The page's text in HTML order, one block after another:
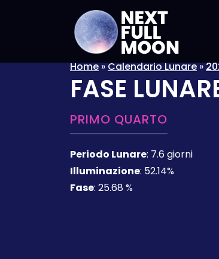
Home»Calendario Lunare»
FASE
PRIMO QUARTO
Periodo Lunare: 7.6 giorni
Illuminazione: 52.14%
Fase: 25.68 %